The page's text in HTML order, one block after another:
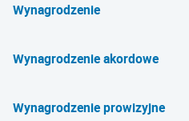
Wynagrodzenie
Wynagrodzenie akordowe
Wynagrodzenie prowizyjne